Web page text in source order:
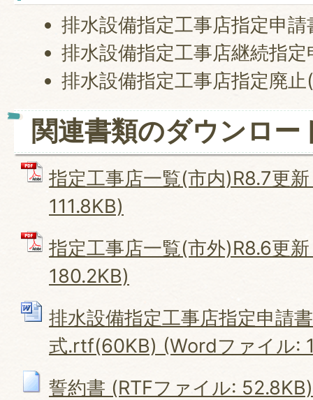
排水設備指定工事店指定申請
排水設備指定工事店継続指定
排水設備指定工事店指定廃
関連書類のダウンロー
指定工事店一覧(市内)R8.7更
111.8KB)
指定工事店一覧(市外)R8.6更
180.2KB)
排水設備指定工事店指定申請
式.rtf(60KB) (Wordファイル:
誓約書 (RTFファイル: 52.8KB)